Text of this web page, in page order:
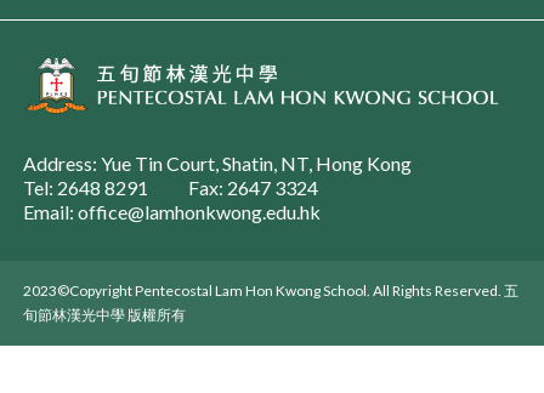
Address: Yue Tin Court, Shatin, NT, Hong Kong
Tel: 2648 8291
Fax: 2647 3324
Email: office@lamhonkwong.edu.hk
2023©Copyright Pentecostal Lam Hon Kwong School. All Rights Reserved. 五
旬節林漢光中學 版權所有